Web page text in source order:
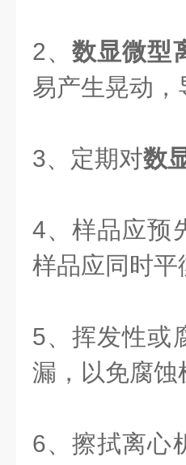
2、数显微型
易产生晃动
3、定期对数
4、样品应预
样品应同时平
5、挥发性或
漏，以免腐
6、擦拭离心